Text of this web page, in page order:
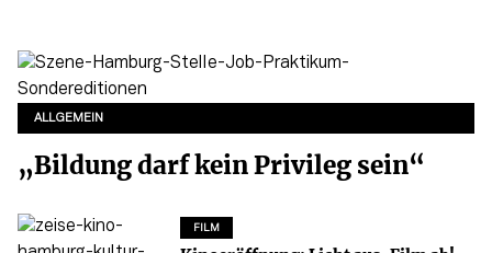
ALLGEMEIN
„Bildung darf kein Privileg sein“
FILM